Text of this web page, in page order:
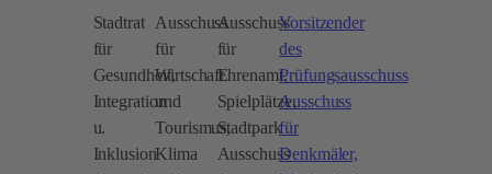
Stadtrat
für
Gesundheit,
Integration
u.
Inklusion
Ausschuss
für
Wirtschaft
und
Tourismus,
Klima
Ausschuss
für
Ehrenamt,
Spielplätze,
Stadtpark
Ausschuss
Vorsitzender
des
Prüfungsausschuss
Ausschuss
für
Denkmäler,